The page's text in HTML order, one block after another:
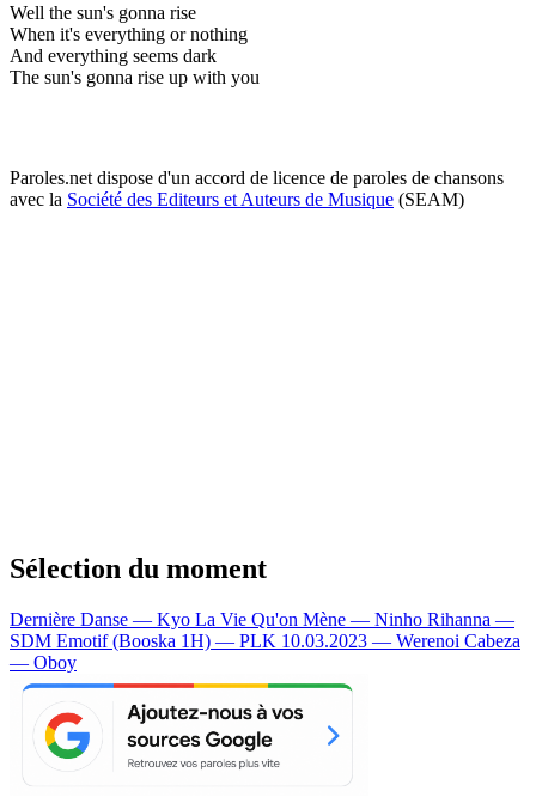
Well the sun's gonna rise
When it's everything or nothing
And everything seems dark
The sun's gonna rise up with you
Paroles.net dispose d'un accord de licence de paroles de chansons
avec la Société des Editeurs et Auteurs de Musique (SEAM)
Sélection du moment
Dernière Danse — Kyo La Vie Qu'on Mène — Ninho Rihanna —
SDM Emotif (Booska 1H) — PLK 10.03.2023 — Werenoi Cabeza
— Oboy